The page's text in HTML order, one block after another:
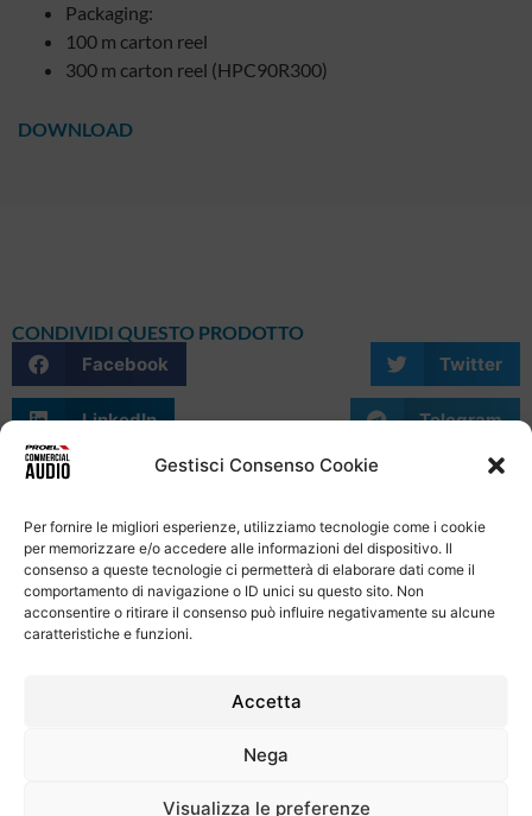
Gestisci Consenso Cookie
Per fornire le migliori esperienze, utilizziamo tecnologie come i cookie
per memorizzare e/o accedere alle informazioni del dispositivo. Il
consenso a queste tecnologie ci permetterà di elaborare dati come il
comportamento di navigazione o ID unici su questo sito. Non
acconsentire o ritirare il consenso può influire negativamente su alcune
caratteristiche e funzioni.
Accetta
Nega
Visualizza le preferenze
Packaging:
100 m carton reel
300 m carton reel (HPC90R300)
DOWNLOAD
CONDIVIDI QUESTO PRODOTTO
Facebook
Twitter
LinkedIn Telegram
WhatsApp Email Skype
Via alla Ruenia 37/43, CAP 64027 Sant’Omero (TE) ITALY
R.E.A. n. 95381